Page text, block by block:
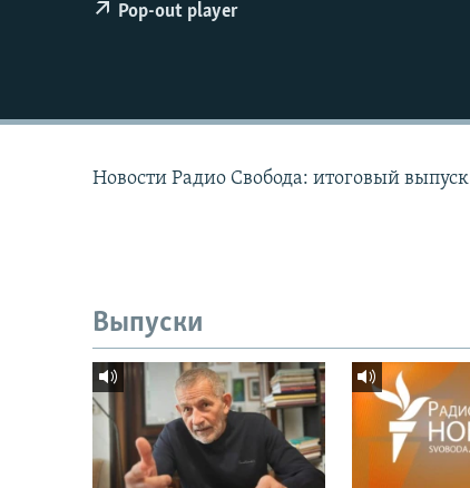
Pop-out player
Новости Радио Свобода: итоговый выпуск
Выпуски